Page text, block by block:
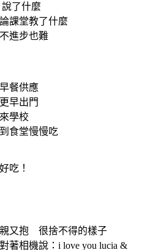
了什麼
課堂教了什麼
進步也難
餐供應
早出門
學校
食堂慢慢吃
吃！
又抱 很捨不得的樣子
著相機說：i love you lucia &